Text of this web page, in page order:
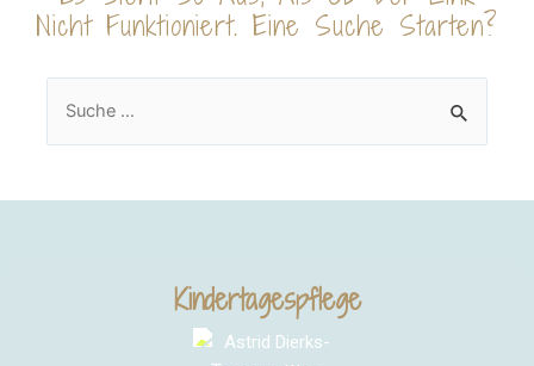
Nicht Funktioniert. Eine Suche Starten?
Kindertagespflege